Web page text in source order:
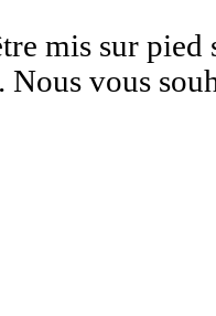
mis sur pied
Nous vous